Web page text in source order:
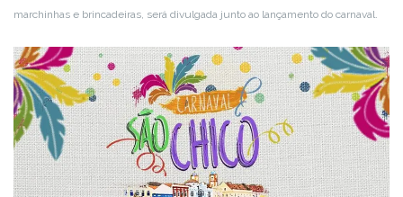
marchinhas e brincadeiras, será divulgada junto ao lançamento do carnaval.